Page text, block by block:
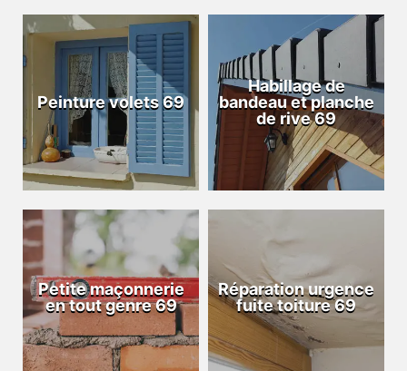
Peinture volets 69
Habillage de
bandeau et planche
de rive 69
Petite maçonnerie
en tout genre 69
Réparation urgence
fuite toiture 69